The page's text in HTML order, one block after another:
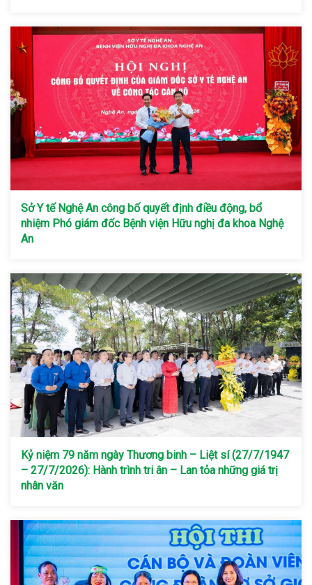
Sở Y tế Nghệ An công bố quyết định điều động, bổ
nhiệm Phó giám đốc Bệnh viện Hữu nghị đa khoa Nghệ
An
Kỷ niệm 79 năm ngày Thương binh – Liệt sí (27/7/1947
– 27/7/2026): Hành trình tri ân – Lan tỏa những giá trị
nhân văn